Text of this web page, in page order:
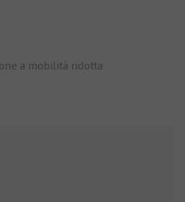
a mobilità ridotta